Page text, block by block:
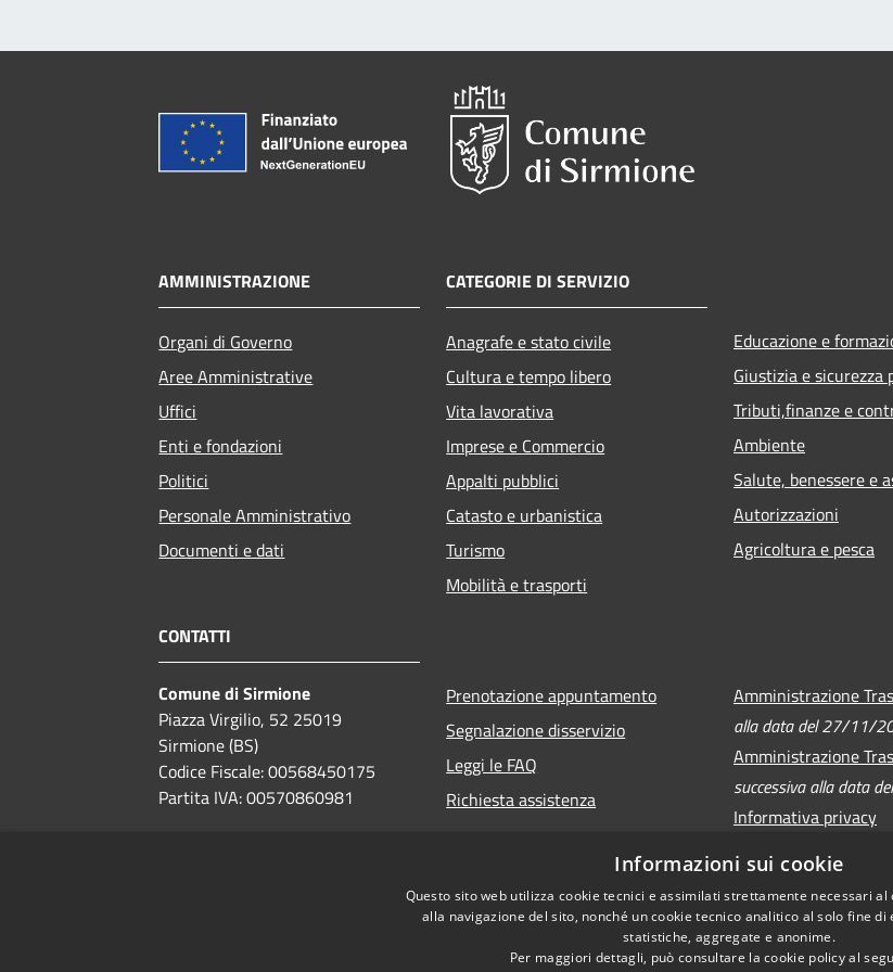
AMMINISTRAZIONE
Organi di Governo
Aree Amministrative
Uffici
Enti e fondazioni
Politici
Personale Amministrativo
Documenti e dati
CATEGORIE DI SERVIZIO
Anagrafe e stato civile
Cultura e tempo libero
Vita lavorativa
Imprese e Commercio
Appalti pubblici
Catasto e urbanistica
Turismo
Mobilità e trasporti
Educazione e
Giustizia e sicurezza
Tributi,finanze e
Ambiente
Salute, benessere e
Autorizzazioni
Agricoltura e pesca
CONTATTI
Comune di Sirmione
Piazza Virgilio, 52 25019
Sirmione (BS)
Codice Fiscale: 00568450175
Partita IVA: 00570860981
Prenotazione appuntamento
Segnalazione disservizio
Leggi le FAQ
Richiesta assistenza
Amministrazione
alla data del 27/11/
Amministrazione
successiva alla data
Informativa privacy
Note legali
Dichiarazione di
Informazioni sui cookie
Questo sito web utilizza cookie tecnici e assimilati strettamente necessari
alla navigazione del sito, nonché un cookie tecnico analitico al solo fine
statistiche, aggregate e anonime.
Per maggiori dettagli, può consultare la cookie policy al